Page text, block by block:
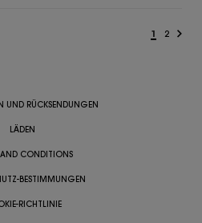
1 2
UND RÜCKSENDUNGEN
LÄDEN
AND CONDITIONS
BESTIMMUNGEN
RICHTLINIE